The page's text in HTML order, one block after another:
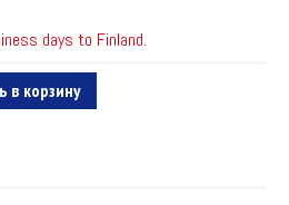
days to Finland.